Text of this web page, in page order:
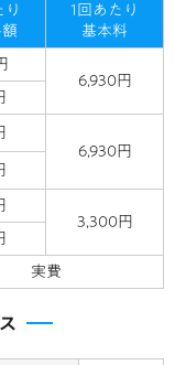
り
額
1回あたり
基本料
6,930円
6,930円
3,300円
実費